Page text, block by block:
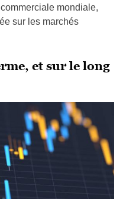
mondiale,
sur les marchés
et sur le long